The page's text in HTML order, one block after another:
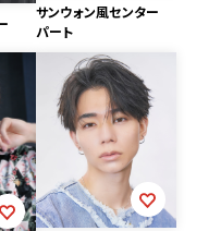
サンウォン風センター
パート